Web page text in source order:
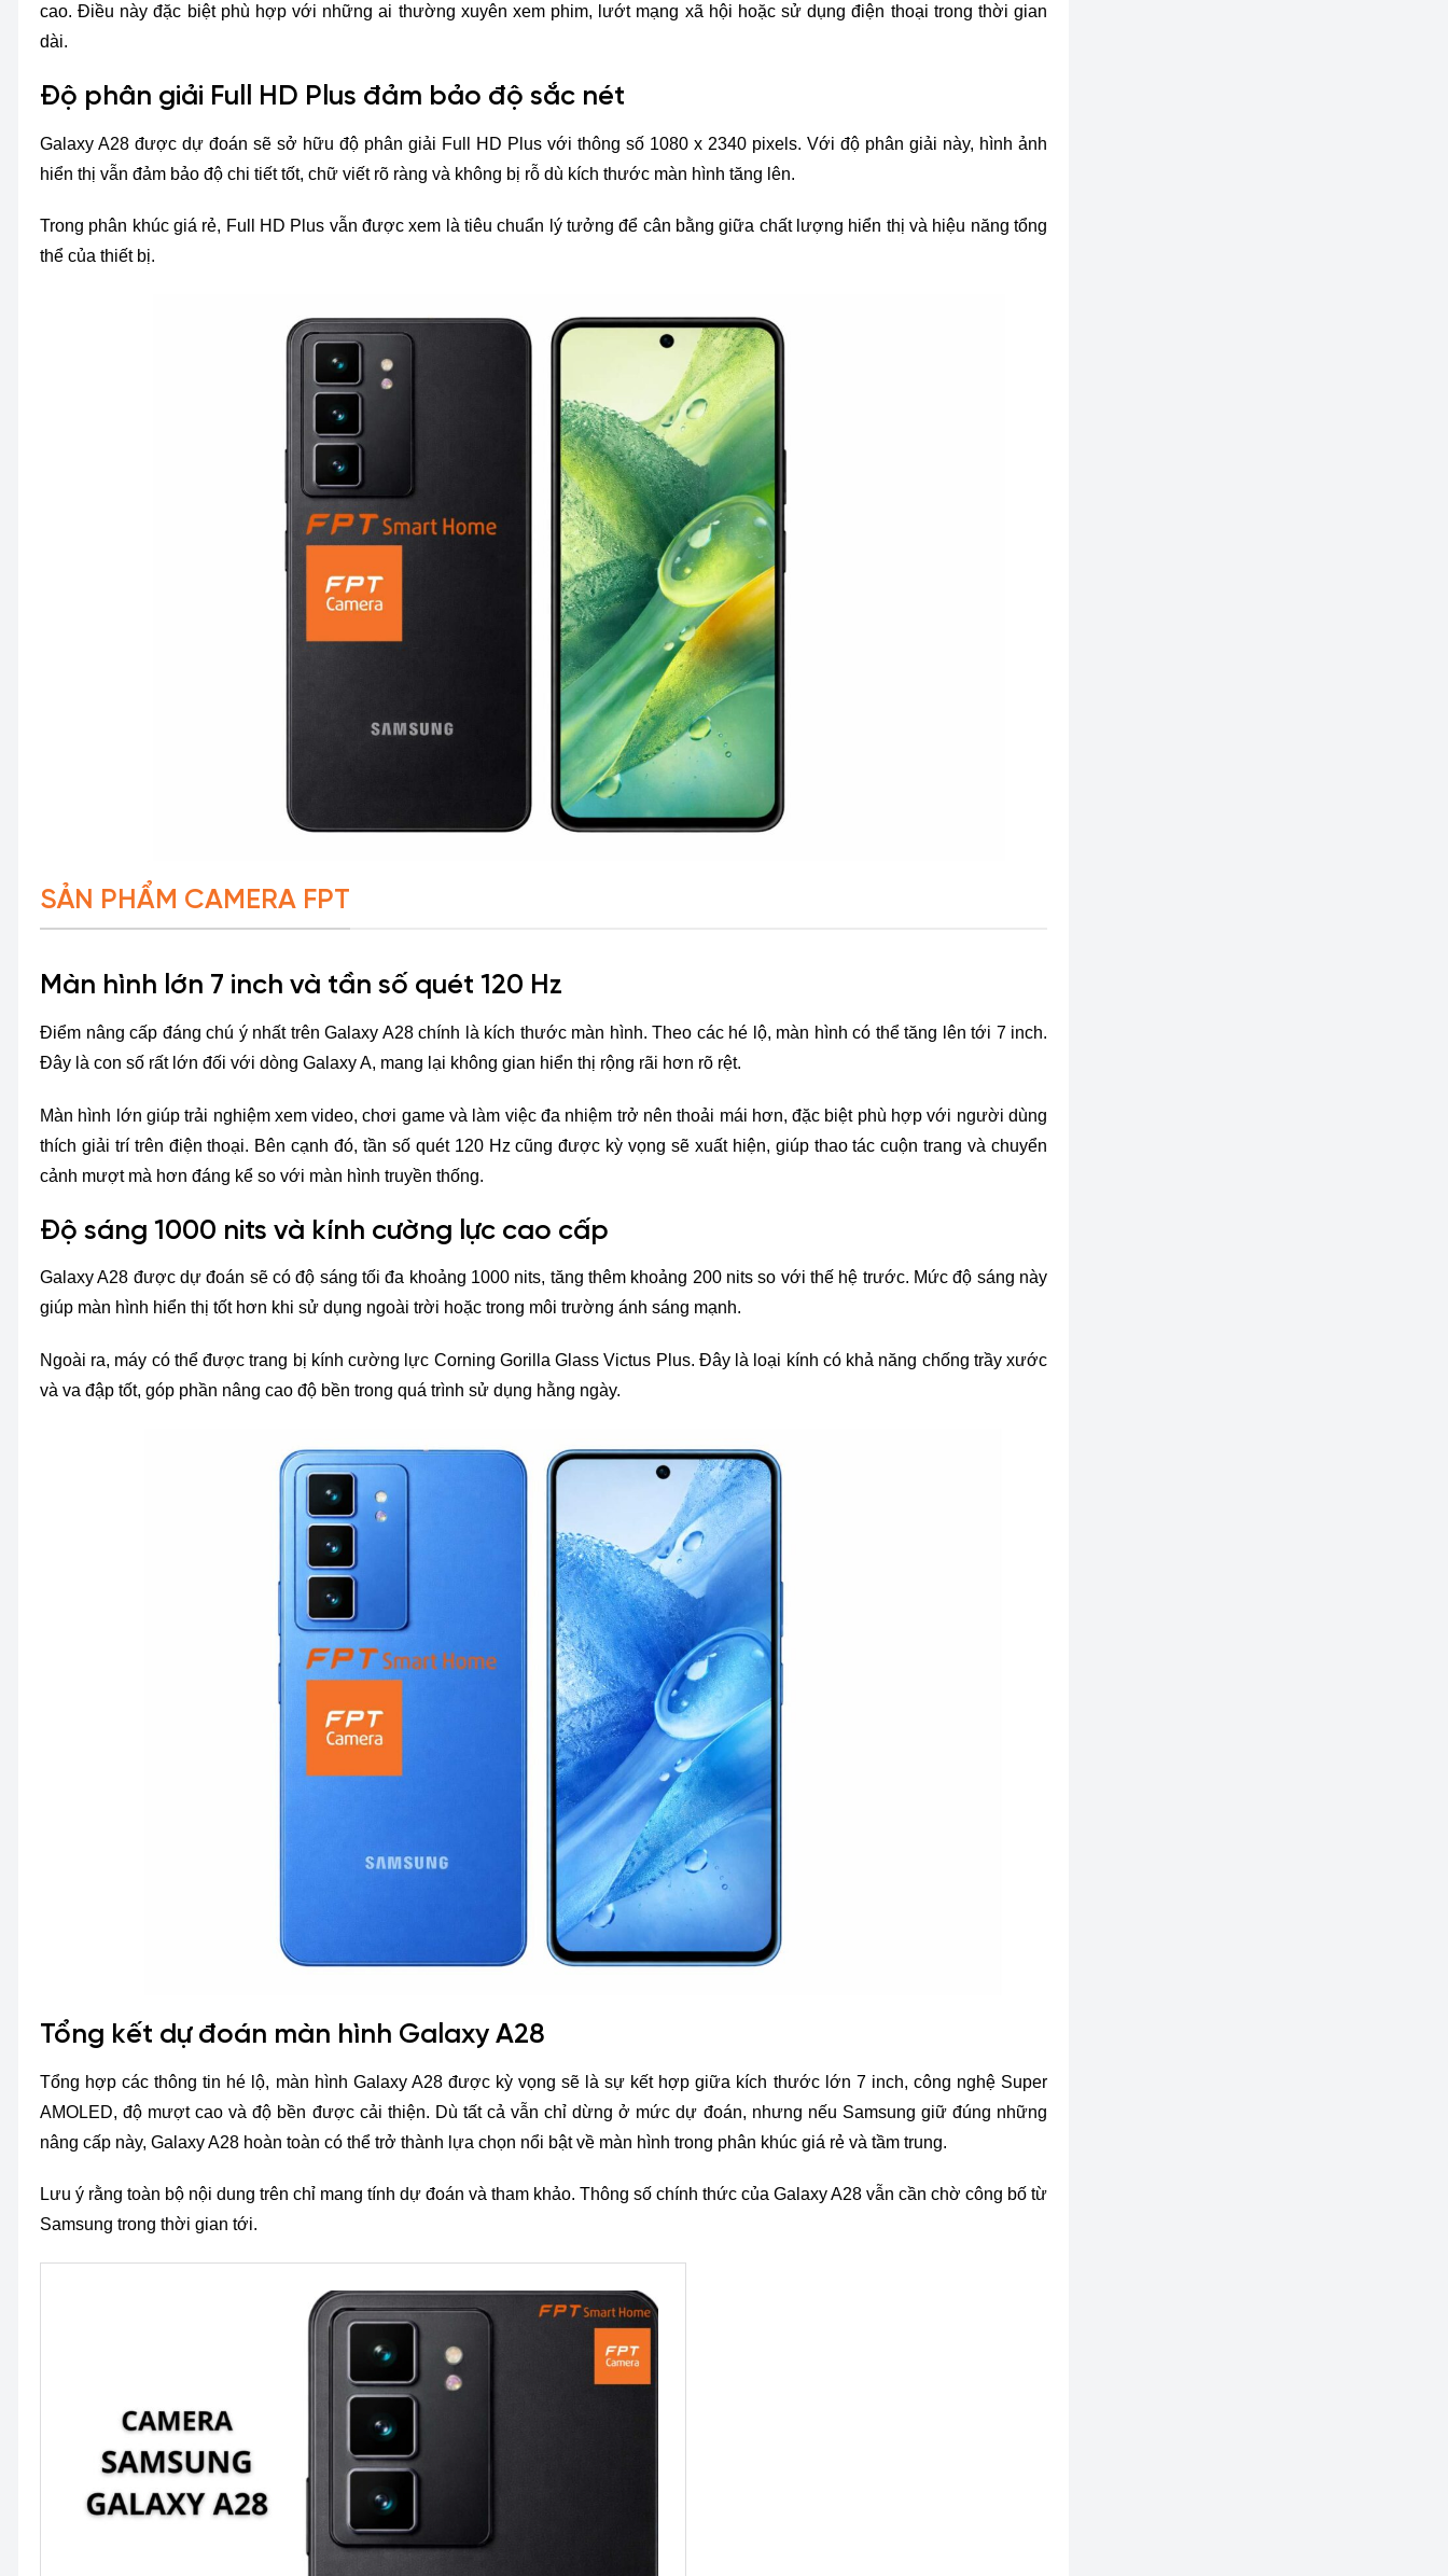
cao. Điều này đặc biệt phù hợp với những ai thường xuyên xem phim, lướt mạng xã hội hoặc sử dụng điện thoại trong thời gian
dài.
Độ phân giải Full HD Plus đảm bảo độ sắc nét
Galaxy A28 được dự đoán sẽ sở hữu độ phân giải Full HD Plus với thông số 1080 x 2340 pixels. Với độ phân giải này, hình ảnh
hiển thị vẫn đảm bảo độ chi tiết tốt, chữ viết rõ ràng và không bị rỗ dù kích thước màn hình tăng lên.
Trong phân khúc giá rẻ, Full HD Plus vẫn được xem là tiêu chuẩn lý tưởng để cân bằng giữa chất lượng hiển thị và hiệu năng tổng
thể của thiết bị.
SẢN PHẨM CAMERA FPT
Màn hình lớn 7 inch và tần số quét 120 Hz
Điểm nâng cấp đáng chú ý nhất trên Galaxy A28 chính là kích thước màn hình. Theo các hé lộ, màn hình có thể tăng lên tới 7 inch.
Đây là con số rất lớn đối với dòng Galaxy A, mang lại không gian hiển thị rộng rãi hơn rõ rệt.
Màn hình lớn giúp trải nghiệm xem video, chơi game và làm việc đa nhiệm trở nên thoải mái hơn, đặc biệt phù hợp với người dùng
thích giải trí trên điện thoại. Bên cạnh đó, tần số quét 120 Hz cũng được kỳ vọng sẽ xuất hiện, giúp thao tác cuộn trang và chuyển
cảnh mượt mà hơn đáng kể so với màn hình truyền thống.
Độ sáng 1000 nits và kính cường lực cao cấp
Galaxy A28 được dự đoán sẽ có độ sáng tối đa khoảng 1000 nits, tăng thêm khoảng 200 nits so với thế hệ trước. Mức độ sáng này
giúp màn hình hiển thị tốt hơn khi sử dụng ngoài trời hoặc trong môi trường ánh sáng mạnh.
Ngoài ra, máy có thể được trang bị kính cường lực Corning Gorilla Glass Victus Plus. Đây là loại kính có khả năng chống trầy xước
và va đập tốt, góp phần nâng cao độ bền trong quá trình sử dụng hằng ngày.
Tổng kết dự đoán màn hình Galaxy A28
Tổng hợp các thông tin hé lộ, màn hình Galaxy A28 được kỳ vọng sẽ là sự kết hợp giữa kích thước lớn 7 inch, công nghệ Super
AMOLED, độ mượt cao và độ bền được cải thiện. Dù tất cả vẫn chỉ dừng ở mức dự đoán, nhưng nếu Samsung giữ đúng những
nâng cấp này, Galaxy A28 hoàn toàn có thể trở thành lựa chọn nổi bật về màn hình trong phân khúc giá rẻ và tầm trung.
Lưu ý rằng toàn bộ nội dung trên chỉ mang tính dự đoán và tham khảo. Thông số chính thức của Galaxy A28 vẫn cần chờ công bố từ
Samsung trong thời gian tới.